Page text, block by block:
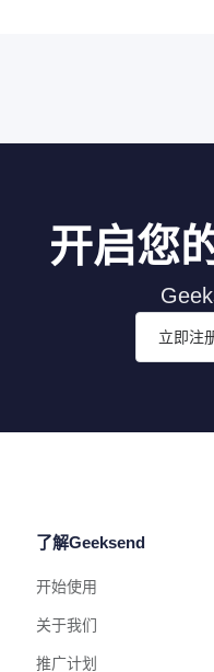
开启您
立即注
了解Geeksend
开始使用
关于我们
推广计划